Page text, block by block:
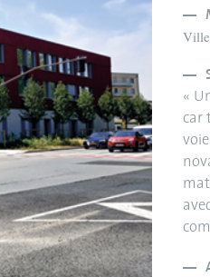
Ville
«
car